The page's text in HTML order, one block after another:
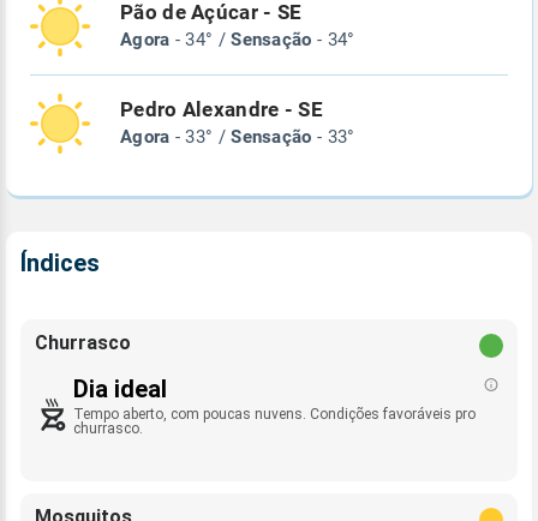
Pão de Açúcar - SE
Agora - 34° /Sensação - 34°
Pedro Alexandre - SE
Agora - 33° /Sensação - 33°
Índices
Churrasco
Dia ideal
Tempo aberto, com poucas nuvens. Condições favoráveis pro
churrasco.